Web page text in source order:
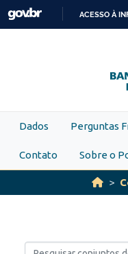
Skip to main content
ACESSO À
Dados Perguntas
Contato Sobre o